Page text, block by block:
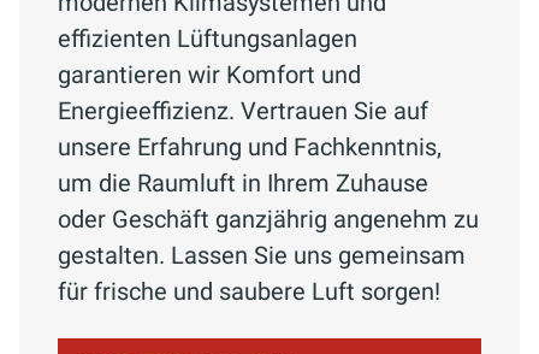
effizienten Lüftungsanlagen
garantieren wir Komfort und
Energieeffizienz. Vertrauen Sie auf
unsere Erfahrung und Fachkenntnis,
um die Raumluft in Ihrem Zuhause
oder Geschäft ganzjährig angenehm zu
gestalten. Lassen Sie uns gemeinsam
für frische und saubere Luft sorgen!